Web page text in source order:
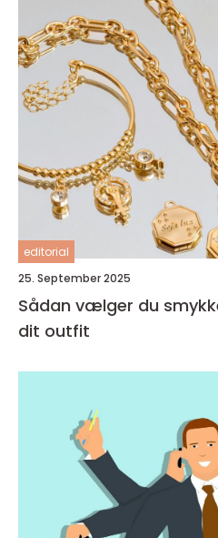
editorial
25. September 2025
Sådan vælger du
dit outfit